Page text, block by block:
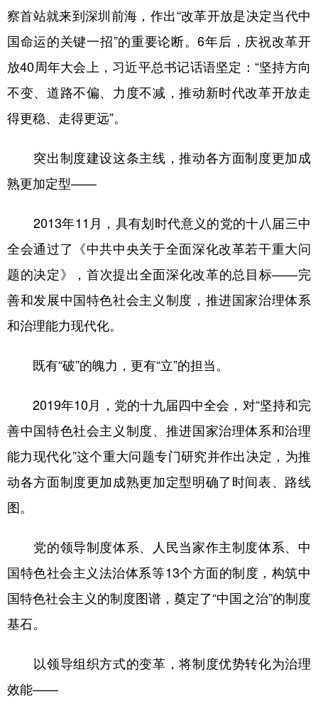
察首站就来到深圳前海，作出“改革开放是决定当代中
国命运的关键一招”的重要论断。6年后，庆祝改革开
放40周年大会上，习近平总书记话语坚定：“坚持方向
不变、道路不偏、力度不减，推动新时代改革开放走
得更稳、走得更远”。
突出制度建设这条主线，推动各方面制度更加成
熟更加定型——
2013年11月，具有划时代意义的党的十八届三中
全会通过了《中共中央关于全面深化改革若干重大问
题的决定》，首次提出全面深化改革的总目标——完
善和发展中国特色社会主义制度，推进国家治理体系
和治理能力现代化。
既有“破”的魄力，更有“立”的担当。
2019年10月，党的十九届四中全会，对“坚持和完
善中国特色社会主义制度、推进国家治理体系和治理
能力现代化”这个重大问题专门研究并作出决定，为推
动各方面制度更加成熟更加定型明确了时间表、路线
图。
党的领导制度体系、人民当家作主制度体系、中
国特色社会主义法治体系等13个方面的制度，构筑中
国特色社会主义的制度图谱，奠定了“中国之治”的制度
基石。
以领导组织方式的变革，将制度优势转化为治理
效能——